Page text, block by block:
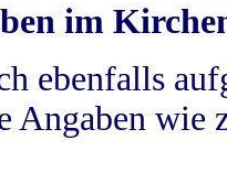
im
ebenfalls
Angaben wie